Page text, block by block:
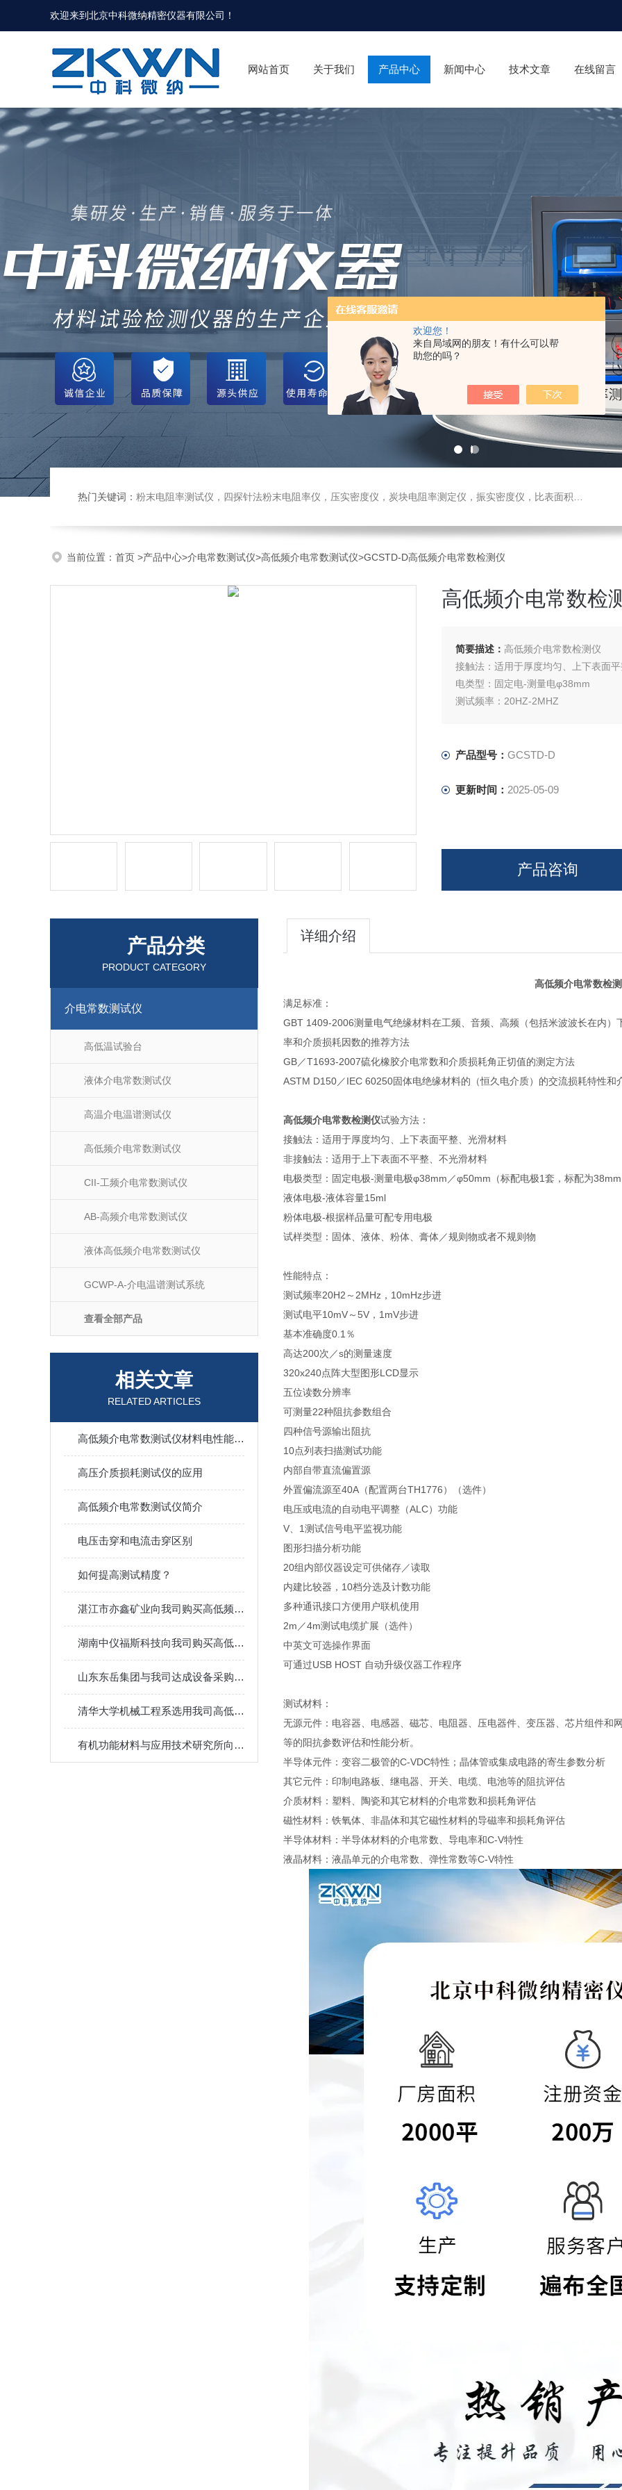
欢迎您！
来自局域网的朋友！有什么可以帮
助您的吗？
欢迎来到北京中科微纳精密仪器有限公司！
网站首页 关于我们 产品中心 新闻中心 技术文章 在线留言
热门关键词： 粉末电阻率测试仪，四探针法粉末电阻率仪，压实密度仪，炭块电阻率测定仪，振实密度仪，比表面积测试仪，真密度仪，炭块热膨胀仪，炭块透气率仪，炭块二氧化碳反应测定仪
当前位置： 首页 >产品中心>介电常数测试仪>高低频介电常数测试仪>GCSTD-D高低频介电常数检测仪
高低频介电常数检
简要描述： 高低频介电常数检测仪
接触法：适用于厚度均匀、上下表面
电类型：固定电-测量电φ38mm
测试频率：20HZ-2MHZ
产品型号： GCSTD-D
更新时间： 2025-05-09
产品咨询
产品分类
PRODUCT CATEGORY
介电常数测试仪
高低温试验台
液体介电常数测试仪
高温介电温谱测试仪
高低频介电常数测试仪
CII-工频介电常数测试仪
AB-高频介电常数测试仪
液体高低频介电常数测试仪
GCWP-A-介电温谱测试系统
查看全部产品
相关文章
RELATED ARTICLES
高低频介电常数测试仪材料电性能分析的核心工具
高压介质损耗测试仪的应用
高低频介电常数测试仪简介
电压击穿和电流击穿区别
如何提高测试精度？
湛江市亦鑫矿业向我司购买高低频介电常数测试仪及体积表面电阻率测试仪
湖南中仪福斯科技向我司购买高低频介电常数测试仪
山东东岳集团与我司达成设备采购合作 共筑新材料质量检测新生态
清华大学机械工程系选用我司高低频介电常数测试仪，助力科研新突破
有机功能材料与应用技术研究所向我司采购高低频介电常数测试仪
详细介绍
高低频介电常数检
满足标准：
GBT 1409-2006测量电气绝缘材料在工频、音频、高频（包括米波波长在内）
率和介质损耗因数的推荐方法
GB／T1693-2007硫化橡胶介电常数和介质损耗角正切值的测定方法
ASTM D150／IEC 60250固体电绝缘材料的（恒久电介质）的交流损耗特性和
高低频介电常数检测仪试验方法：
接触法：适用于厚度均匀、上下表面平整、光滑材料
非接触法：适用于上下表面不平整、不光滑材料
电极类型：固定电极-测量电极φ38mm／φ50mm（标配电极1套，标配为
液体电极-液体容量15ml
粉体电极-根据样品量可配专用电极
试样类型：固体、液体、粉体、膏体／规则物或者不规则物
性能特点：
测试频率20H2～2MHz，10mHz步进
测试电平10mV～5V，1mV步进
基本准确度0.1％
高达200次／s的测量速度
320x240点阵大型图形LCD显示
五位读数分辨率
可测量22种阻抗参数组合
四种信号源输出阻抗
10点列表扫描测试功能
内部自带直流偏置源
外置偏流源至40A（配置两台TH1776）（选件）
电压或电流的自动电平调整（ALC）功能
V、1测试信号电平监视功能
图形扫描分析功能
20组内部仪器设定可供储存／读取
内建比较器，10档分选及计数功能
多种通讯接口方便用户联机使用
2m／4m测试电缆扩展（选件）
中英文可选操作界面
可通过USB HOST 自动升级仪器工作程序
测试材料：
无源元件：电容器、电感器、磁芯、电阻器、压电器件、变压器、芯片组件和
等的阳抗参数评估和性能分析。
半导体元件：变容二极管的C-VDC特性；晶体管或集成电路的寄生参数分析
其它元件：印制电路板、继电器、开关、电缆、电池等的阻抗评估
介质材料：塑料、陶瓷和其它材料的介电常数和损耗角评估
磁性材料：铁氧体、非晶体和其它磁性材料的导磁率和损耗角评估
半导体材料：半导体材料的介电常数、导电率和C-V特性
液晶材料：液晶单元的介电常数、弹性常数等C-V特性